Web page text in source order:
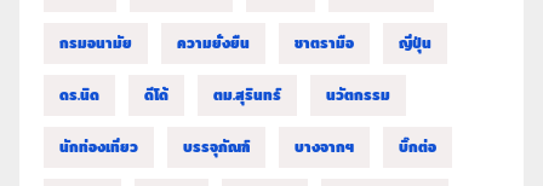
กรมอนามัย ความยั่งยืน ชาตรามือ ญี่ปุ่น
ดร.นิด ดีโด้ ตม.สุรินทร์ นวัตกรรม
นักท่องเที่ยว บรรจุภัณฑ์ บางจากฯ บิ๊กต่อ